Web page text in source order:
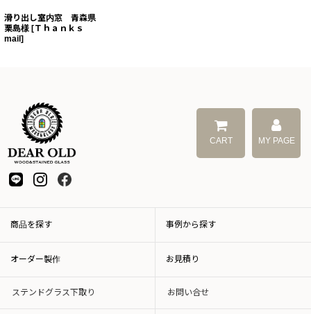
滑り出し室内窓 青森県
栗島様 [Ｔｈａｎｋｓ
mail ]
CART MY PAGE
商品を探す 事例から探す
オーダー製作 お見積り
ステンドグラス下取り お問い合せ